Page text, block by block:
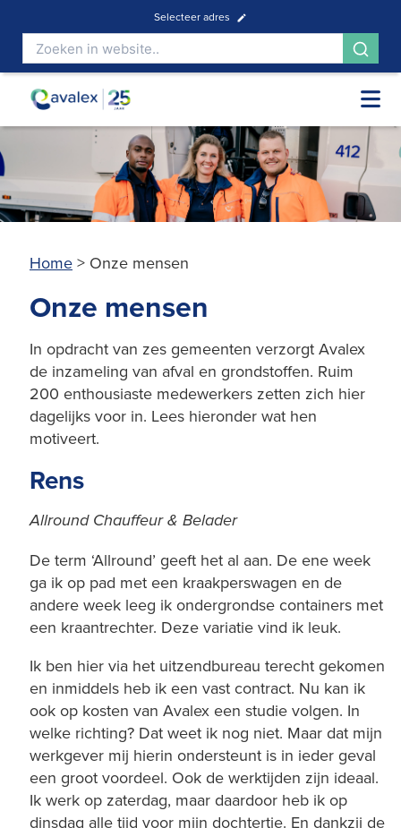
Selecteer adres
Home > Onze mensen
Onze mensen
In opdracht van zes gemeenten verzorgt Avalex
de inzameling van afval en grondstoffen. Ruim
200 enthousiaste medewerkers zetten zich hier
dagelijks voor in. Lees hieronder wat hen
motiveert.
Rens
Allround Chauffeur & Belader
De term ‘Allround’ geeft het al aan. De ene week
ga ik op pad met een kraakperswagen en de
andere week leeg ik ondergrondse containers met
een kraantrechter. Deze variatie vind ik leuk.
Ik ben hier via het uitzendbureau terecht gekomen
en inmiddels heb ik een vast contract. Nu kan ik
ook op kosten van Avalex een studie volgen. In
welke richting? Dat weet ik nog niet. Maar dat mijn
werkgever mij hierin ondersteunt is in ieder geval
een groot voordeel. Ook de werktijden zijn ideaal.
Ik werk op zaterdag, maar daardoor heb ik op
dinsdag alle tijd voor mijn dochtertje. En dankzij de